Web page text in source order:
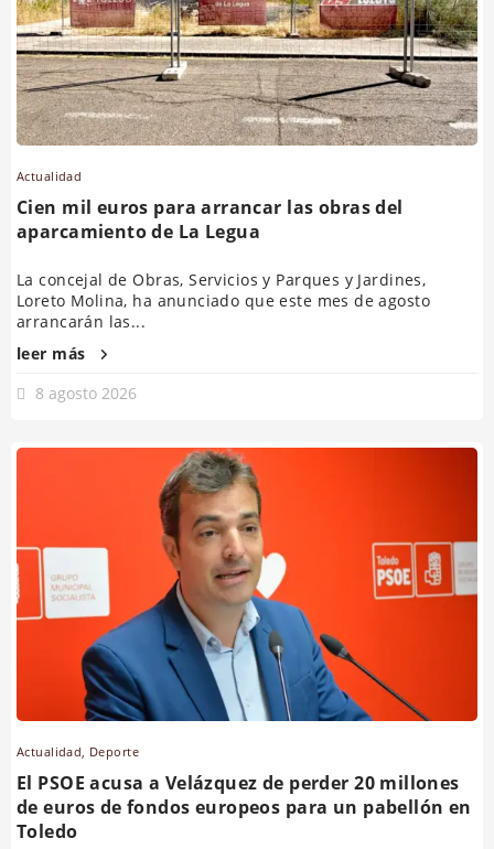
Actualidad
Cien mil euros para arrancar las obras del
aparcamiento de La Legua
La concejal de Obras, Servicios y Parques y Jardines,
Loreto Molina, ha anunciado que este mes de agosto
arrancarán las...
leer más
8 agosto 2026
Actualidad, Deporte
El PSOE acusa a Velázquez de perder 20 millones
de euros de fondos europeos para un pabellón en
Toledo